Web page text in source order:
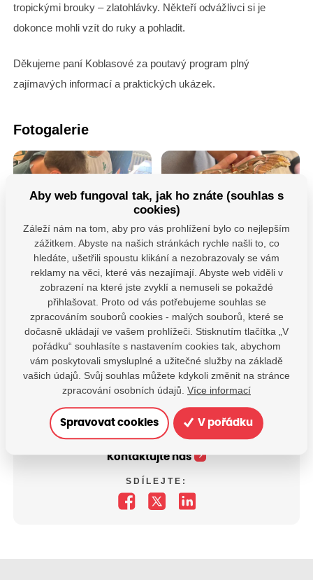
tropickými brouky – zlatohlávky. Někteří odvážlivci si je
dokonce mohli vzít do ruky a pohladit.
Děkujeme paní Koblasové za poutavý program plný
zajímavých informací a praktických ukázek.
Fotogalerie
Máte dotazy?
Kontaktujte nás
SDÍLEJTE:
Aby web fungoval tak, jak ho znáte (souhlas s
cookies)
Záleží nám na tom, aby pro vás prohlížení bylo co nejlepším
zážitkem. Abyste na našich stránkách rychle našli to, co
hledáte, ušetřili spoustu klikání a nezobrazovaly se vám
reklamy na věci, které vás nezajímají. Abyste web viděli v
zobrazení na které jste zvyklí a nemuseli se pokaždé
přihlašovat. Proto od vás potřebujeme souhlas se
zpracováním souborů cookies - malých souborů, které se
dočasně ukládají ve vašem prohlížeči. Stisknutím tlačítka „V
pořádku“ souhlasíte s nastavením cookies tak, abychom
vám poskytovali smysluplné a užitečné služby na základě
vašich údajů. Svůj souhlas můžete kdykoli změnit na stránce
zpracování osobních údajů. Více informací
Spravovat cookies V pořádku